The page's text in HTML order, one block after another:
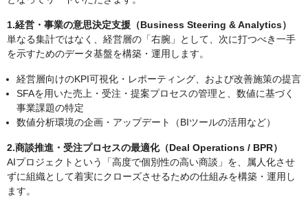
1.経営・事業の意思決定支援（Business Steering & Analytics）
単なる集計ではなく、経営層の「右腕」として、次に打つべき一手
を示すためのデータ基盤を構築・運用します。
経営層向けのKPI可視化・レポーティング、および改善施策の提言
SFAを用いた売上・受注・提案プロセスの管理と、数値に基づく
事業課題の特定
数値分析環境の企画・アップデート（BIツールの活用など）
2.商談推進・受注プロセスの最適化（Deal Operations / BPR）
AIプロジェクトという「高度で個別性の高い商談」を、属人化させ
ずに組織として着実にクローズさせるための仕組みを構築・運用し
ます。